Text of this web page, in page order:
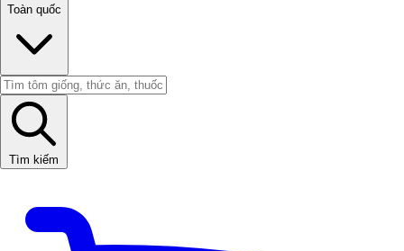
Toàn quốc
Tìm kiếm